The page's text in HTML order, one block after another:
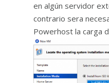
en algún servidor
contrario sera
Powerhost la carga